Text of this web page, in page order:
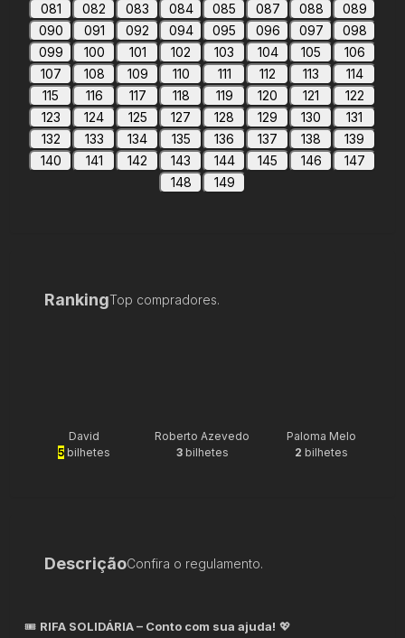
081
082 083 084 085 087 088
089
090
091 092 094 095 096 097
098
099
100 101 102 103 104 105
106
107
108 109 110 111 112 113
114
115
116 117 118 119 120 121
122
123
124 125 127 128 129 130
131
132
133 134 135 136 137 138
139
140
141 142 143 144 145 146
147
148
149
RankingTop compradores.
David
5bilhetes
Roberto Azevedo
3bilhetes
Paloma Melo
2 bilhetes
DescriçãoConfira o regulamento.
🎟️ RIFA SOLIDÁRIA – Conto com sua ajuda! 💖